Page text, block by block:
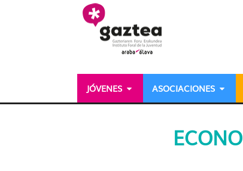
Saltar al contenido principal
JÓVENES ASOCIACIONES
Economía personal